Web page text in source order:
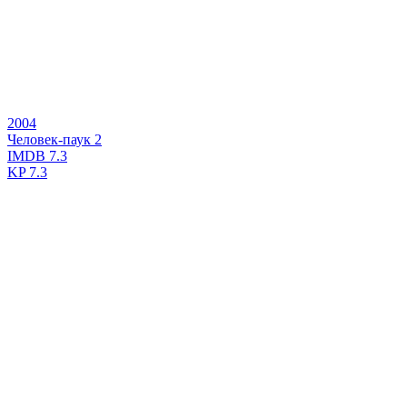
2004
Человек-паук 2
IMDB 7.3
KP7.3